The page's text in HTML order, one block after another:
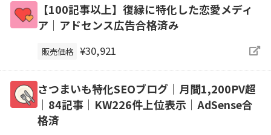
【100記事以上】復縁に特化した恋愛メディ
ア｜アドセンス広告合格済み
販売価格 ¥30,921
さつまいも特化SEOブログ｜月間1,200PV超
｜84記事｜KW226件上位表示｜AdSense合
格済